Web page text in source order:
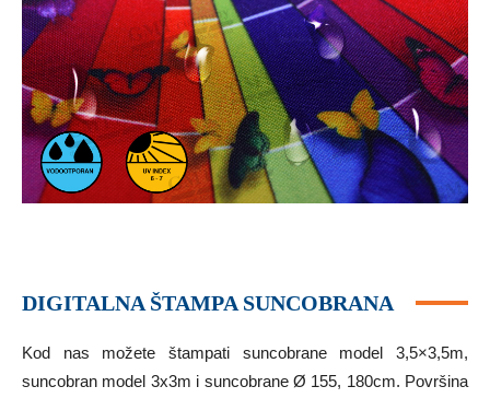
DIGITALNA ŠTAMPA SUNCOBRANA
Kod nas možete štampati suncobrane model 3,5×3,5m,
suncobran model 3x3m i suncobrane Ø 155, 180cm. Površina